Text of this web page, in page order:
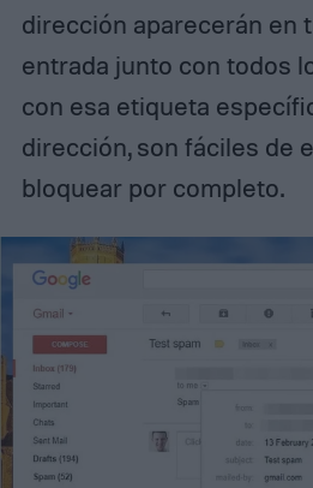
dirección aparecerán en
entrada junto con todos
con esa etiqueta
dirección, son fáciles de
bloquear por completo.